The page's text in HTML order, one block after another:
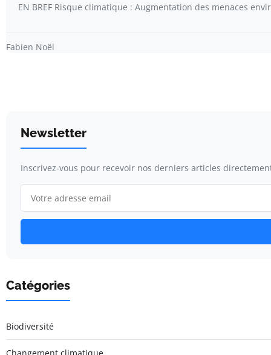
EN BREF Risque climatique : Augmentation des menaces
Fabien Noël
Newsletter
Inscrivez-vous pour recevoir nos derniers articles
Catégories
Biodiversité